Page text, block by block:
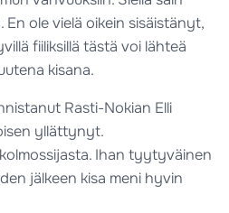
ole vielä oikein sisäistänyt,
fiiliksillä tästä voi lähteä
kisana.
Rasti-Nokian Elli
yllättynyt.
Ihan tyytyväinen
jälkeen kisa meni hyvin